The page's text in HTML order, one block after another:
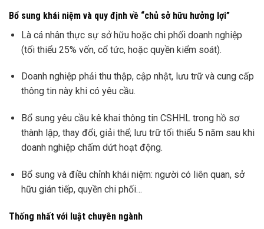
Bổ sung khái niệm và quy định về “chủ sở hữu hưởng lợi”
Là cá nhân thực sự sở hữu hoặc chi phối doanh nghiệp
(tối thiểu 25% vốn, cổ tức, hoặc quyền kiểm soát).
Doanh nghiệp phải thu thập, cập nhật, lưu trữ và cung cấp
thông tin này khi có yêu cầu.
Bổ sung yêu cầu kê khai thông tin CSHHL trong hồ sơ
thành lập, thay đổi, giải thể; lưu trữ tối thiểu 5 năm sau khi
doanh nghiệp chấm dứt hoạt động.
Bổ sung và điều chỉnh khái niệm: người có liên quan, sở
hữu gián tiếp, quyền chi phối…
Thống nhất với luật chuyên ngành